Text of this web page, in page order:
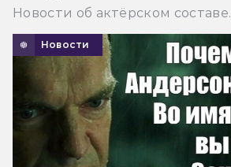
Новости об актёрском составе.
Новости